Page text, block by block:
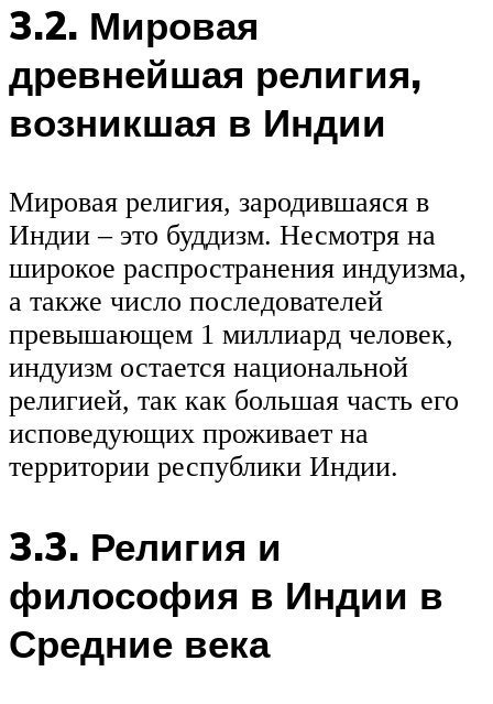
3.2. Мировая
древнейшая религия,
возникшая в Индии
Мировая религия, зародившаяся в
Индии – это буддизм. Несмотря на
широкое распространения индуизма,
а также число последователей
превышающем 1 миллиард человек,
индуизм остается национальной
религией, так как большая часть его
исповедующих проживает на
территории республики Индии.
3.3. Религия и
философия в Индии в
Средние века